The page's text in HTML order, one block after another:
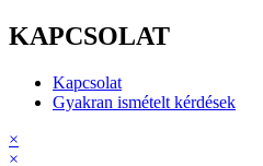
KAPCSOLAT
Kapcsolat
Gyakran ismételt kérdések
×
×